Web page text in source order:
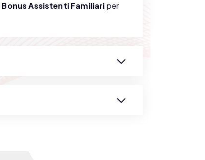
Bonus Assistenti Familiariper